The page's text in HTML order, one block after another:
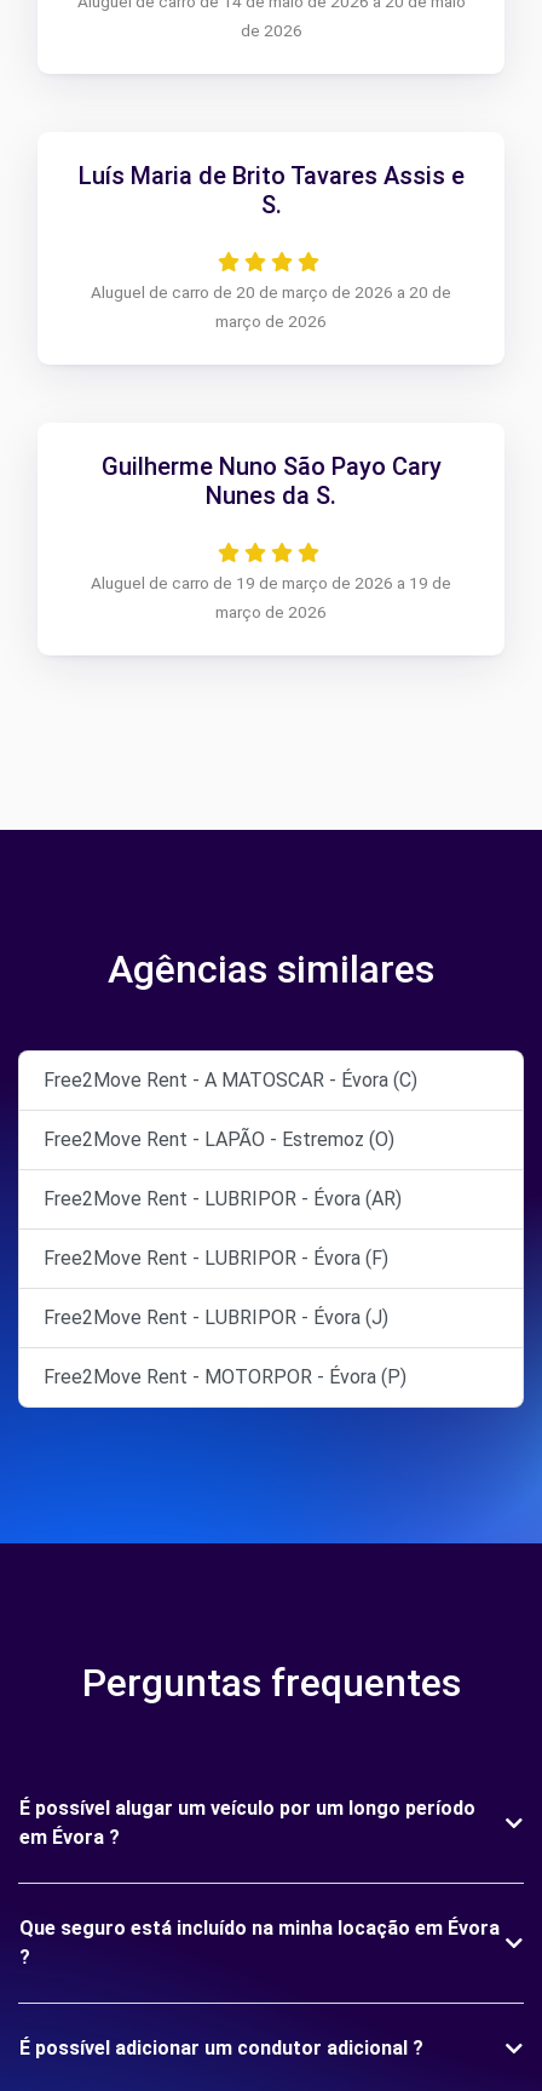
de 2026
Luís Maria de Brito Tavares Assis e
S.
Aluguel de carro de 20 de março de 2026 a 20 de
março de 2026
Guilherme Nuno São Payo Cary
Nunes da S.
Aluguel de carro de 19 de março de 2026 a 19 de
março de 2026
Agências similares
Free2Move Rent - A MATOSCAR - Évora (C)
Free2Move Rent - LAPÃO - Estremoz (O)
Free2Move Rent - LUBRIPOR - Évora (AR)
Free2Move Rent - LUBRIPOR - Évora (F)
Free2Move Rent - LUBRIPOR - Évora (J)
Free2Move Rent - MOTORPOR - Évora (P)
Perguntas frequentes
É possível alugar um veículo por um longo período
em Évora ?
Que seguro está incluído na minha locação em Évora
?
É possível adicionar um condutor adicional ?